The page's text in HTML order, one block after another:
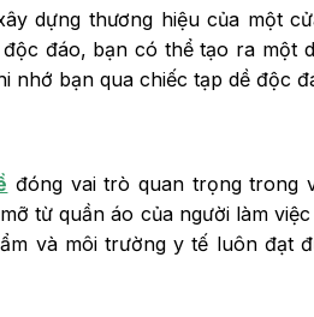
dựng thương hiệu của một
đáo, bạn có thể tạo ra một
nhớ bạn qua chiếc tạp dề độc
đóng vai trò quan trọng trong
từ quần áo của người làm
và môi trường y tế luôn đạt